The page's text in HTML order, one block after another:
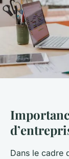
Dans le cadre